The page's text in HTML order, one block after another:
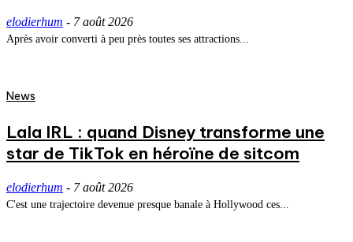
elodierhum - 7 août 2026
Après avoir converti à peu près toutes ses attractions...
News
Lala IRL : quand Disney transforme une
star de TikTok en héroïne de sitcom
elodierhum - 7 août 2026
C'est une trajectoire devenue presque banale à Hollywood ces...